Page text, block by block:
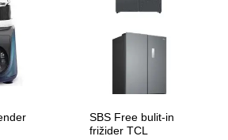
SBS Free bulit-in
frižider TCL